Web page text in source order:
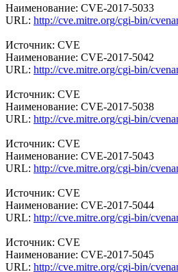
Наименование: CVE-2017-5033
URL: http://cve.mitre.org/cgi-bin/
Источник: CVE
Наименование: CVE-2017-5042
URL: http://cve.mitre.org/cgi-bin/
Источник: CVE
Наименование: CVE-2017-5038
URL: http://cve.mitre.org/cgi-bin/
Источник: CVE
Наименование: CVE-2017-5043
URL: http://cve.mitre.org/cgi-bin/
Источник: CVE
Наименование: CVE-2017-5044
URL: http://cve.mitre.org/cgi-bin/
Источник: CVE
Наименование: CVE-2017-5045
URL: http://cve.mitre.org/cgi-bin/